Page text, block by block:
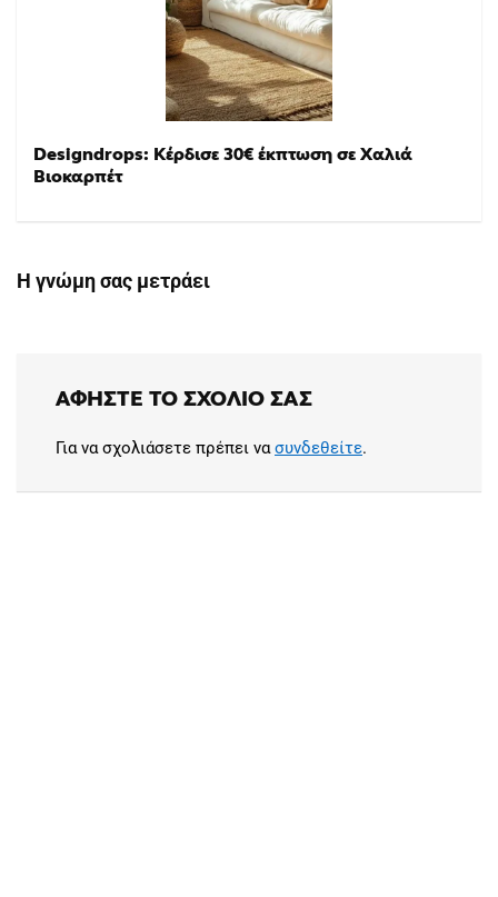
Designdrops: Κέρδισε 30€ έκπτωση σε Χαλιά
Βιοκαρπέτ
Η γνώμη σας μετράει
ΑΦΉΣΤΕ ΤΟ ΣΧΌΛΙΟ ΣΑΣ
Για να σχολιάσετε πρέπει νασυνδεθείτε.